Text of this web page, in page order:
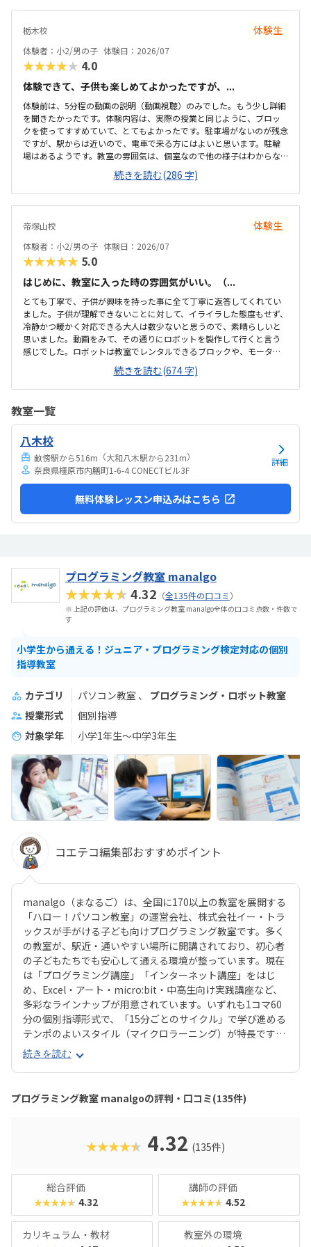
栃木校 体験生
体験者：小2/男の子 体験日：2026/07
★★★★★ 4.0
体験できて、子供も楽しめてよかったですが、...
体験前は、5分程の動画の説明（動画視聴）のみでした。もう少し詳細
を聞きたかったです。体験内容は、実際の授業と同じように、ブロッ
クを使ってすすめていて、とてもよかったです。駐車場がないのが残念
ですが、駅からは近いので、電車で来る方にはよいと思います。駐輪
場はあるようです。教室の雰囲気は、個室なので他の様子はわからな
いです。いくつか部屋があるようでしたが、特に説明を受けていない
です。料金の説明はなく、資料を見たのですが、個別指導なので高く
ても仕方ないのかなと思いました。個別指導なので、子供に合わせて
対応してもらえます。80分は長いかと思いましたが、ちょうどよかっ
続きを読む(286 字)
帝塚山校 体験生
体験者：小2/男の子 体験日：2026/07
★★★★★ 5.0
はじめに、教室に入った時の雰囲気がいい。（...
とても丁寧で、子供が興味を持った事に全て丁寧に返答してくれてい
ました。子供が理解できないことに対して、イライラした態度もせず、
冷静かつ暖かく対応できる大人は数少ないと思うので、素晴らしいと
思いました。動画をみて、その通りにロボットを製作して行くと言う
感じでした。ロボットは教室でレンタルできるブロックや、モーター
などです。タブレットの操作も子供自身ができるので、機械に強くな
るなという印象でした。家から自転車ですぐのところにあります。駐
輪スペースもあり、場所も道路面に接しているので、すぐに見つけら
としているので、気が散らず、集中しやすいと思います。個人授業なの
で、割高かなと思いました。生徒2.3人でも大丈夫な感じはします。あ
と、動画を見ながら制作するので、簡単なうちは家でもできる内容か
なと思います。あまり得意な事がなく、自分に...
続きを読む(674 字)
教室一覧
八木校
畝傍駅から516m （大和八木駅から231m）
奈良県橿原市内膳町1-6-4 CONECTビル3F
詳細
無料体験レッスン申込みはこちら
プログラミング教室 manalgo
★★★★★4.32 （全135件の口コミ）
※ 上記の評価は、プログラミング教室 manalgo全体の口コミ点数・件数で
す
小学生から通える！ジュニア・プログラミング検定対応の個別
指導教室
カテゴリ パソコン教室
プログラミング・ロボット教室
授業形式
個別指導
対象学年
小学1年生～中学3年生
コエテコ編集部おすすめポイント
manalgo（まなるご）は、全国に170以上の教室を展開する
「ハロー！パソコン教室」の運営会社、株式会社イー・トラ
ックスが手がける子ども向けプログラミング教室です。多く
の教室が、駅近・通いやすい場所に開講されており、初心者
の子どもたちでも安心して通える環境が整っています。現在
は「プログラミング講座」「インターネット講座」をはじ
め、Excel・アート・micro:bit・中高生向け実践講座など、
多彩なラインナップが用意されています。いずれも1コマ60
分の個別指導形式で、「15分ごとのサイクル」で学び進める
テンポのよいスタイル（マイクロラーニング）が特長です。
中でも「ジュニア・プログラミング検定」に準拠したプログ
ラミング講座では、実際にほぼ満点で合格したお子さんもお
り、保護者からの信頼も厚い内容となっています。楽しく学
ぶだけでなく、“かたちに残る成果”が得られるのも魅力のひ
とつです。
続きを読む
プログラミング教室 manalgoの評判・口コミ(135件)
★★★★★ 4.32 (135件)
総合評価
★★★★★ 4.32
講師の評価
★★★★★ 4.52
カリキュラム・教材 教室外の環境